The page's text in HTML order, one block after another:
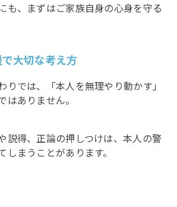
も、まずはご家族自身の心身を守る
大切な考え方
りでは、「本人を無理やり動かす」
はありません。
説得、正論の押しつけは、本人の警
しまうことがあります。